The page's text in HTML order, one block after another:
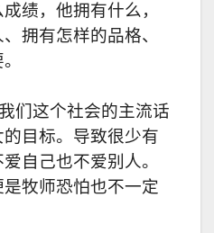
绩，他拥有什么，
拥有怎样的品格、
们这个社会的主流话
目标。导致很少有
自己也不爱别人。
牧师恐怕也不一定